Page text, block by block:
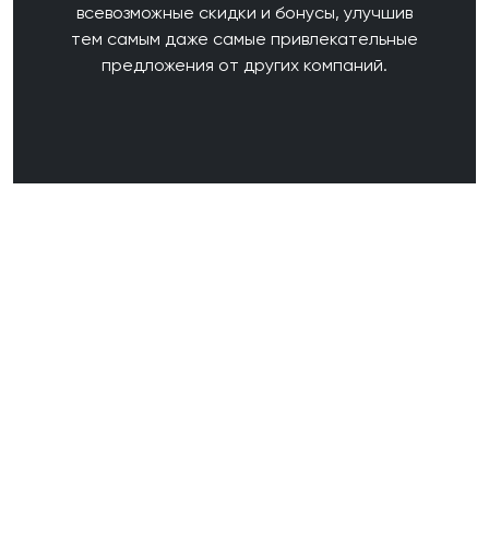
всевозможные скидки и бонусы, улучшив
тем самым даже самые привлекательные
предложения от других компаний.